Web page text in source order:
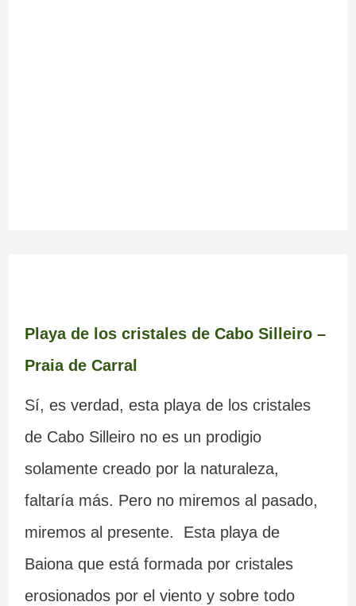
Playa de los cristales de Cabo Silleiro –
Praia de Carral
Sí, es verdad, esta playa de los cristales
de Cabo Silleiro no es un prodigio
solamente creado por la naturaleza,
faltaría más. Pero no miremos al pasado,
miremos al presente. Esta playa de
Baiona que está formada por cristales
erosionados por el viento y sobre todo